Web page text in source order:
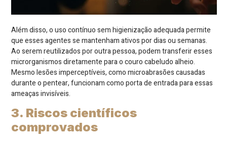
Além disso, o uso contínuo sem higienização adequada permite
que esses agentes se mantenham ativos por dias ou semanas.
Ao serem reutilizados por outra pessoa, podem transferir esses
microrganismos diretamente para o couro cabeludo alheio.
Mesmo lesões imperceptíveis, como microabrasões causadas
durante o pentear, funcionam como porta de entrada para essas
ameaças invisíveis.
3. Riscos científicos
comprovados